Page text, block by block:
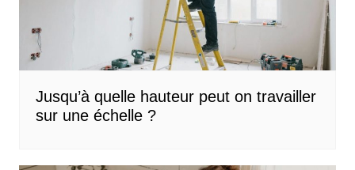
Jusqu’à quelle hauteur peut on travailler
sur une échelle ?